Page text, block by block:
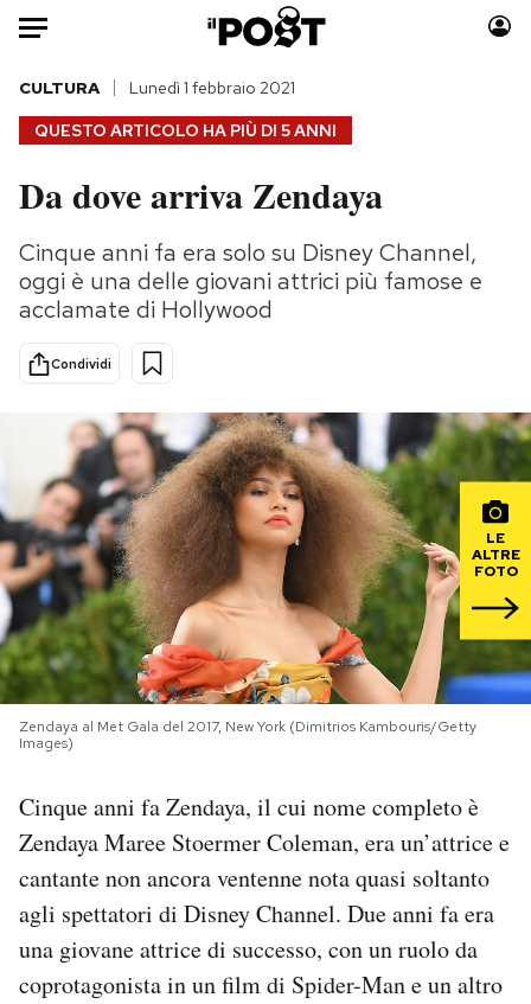
Auto
HOME
Italia
Politica
Tecnologia
Scienza
Economia
Sport
Moda
Consumismi
Storie/Idee
Altrecose
Mondiali calcio 2026
PODCAST
NEWSLETTER
I MIEI PREFERITI
SHOP
CALENDARIO
AREA PERSONALE
QUESTO ARTICOLO HA PIÙ DI 5 ANNI
CULTURA Lunedì 1 febbraio 2021
Da dove arriva Zendaya
Cinque anni fa era solo su Disney Channel,
oggi è una delle giovani attrici più famose e
acclamate di Hollywood
Condividi
LE
ALTRE
FOTO
Zendaya al Met Gala del 2017, New York (Dimitrios Kambouris/Getty
Images)
Cinque anni fa Zendaya, il cui nome completo è
Zendaya Maree Stoermer Coleman, era un’attrice e
cantante non ancora ventenne nota quasi soltanto
agli spettatori di Disney Channel. Due anni fa era
una giovane attrice di successo, con un ruolo da
coprotagonista in un film di Spider-Man e un altro